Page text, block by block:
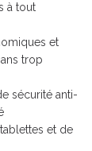
à tout
et
trop
sécurité anti-
et de